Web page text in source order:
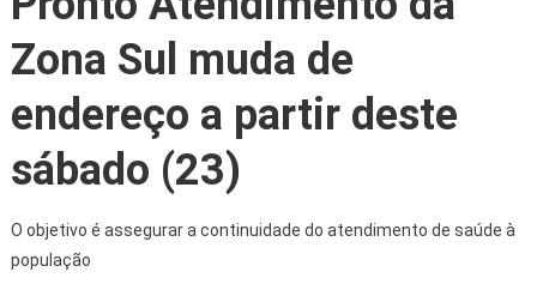
Zona Sul muda de
endereço a partir deste
sábado (23)
O objetivo é assegurar a continuidade do atendimento de saúde à
população